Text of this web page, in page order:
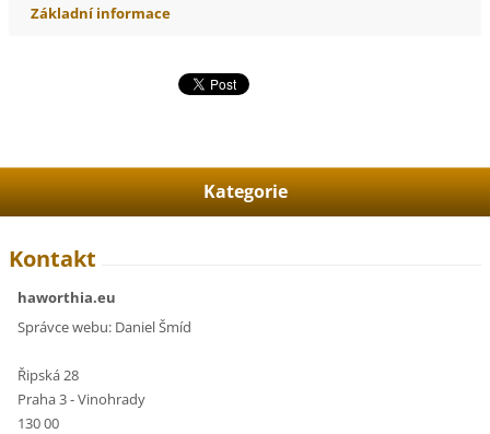
Základní informace
Kategorie
Kontakt
haworthia.eu
Správce webu: Daniel Šmíd
Řipská 28
Praha 3 - Vinohrady
130 00